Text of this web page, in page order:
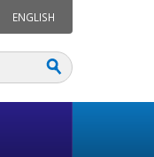
ENGLISH